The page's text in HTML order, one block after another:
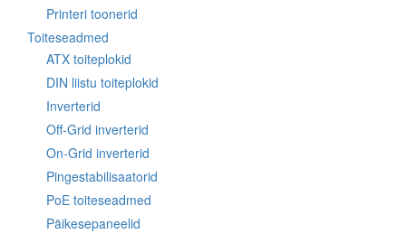
Printeri toonerid
Toiteseadmed
ATX toiteplokid
DIN liistu toiteplokid
Inverterid
Off-Grid inverterid
On-Grid inverterid
Pingestabilisaatorid
PoE toiteseadmed
Päikesepaneelid